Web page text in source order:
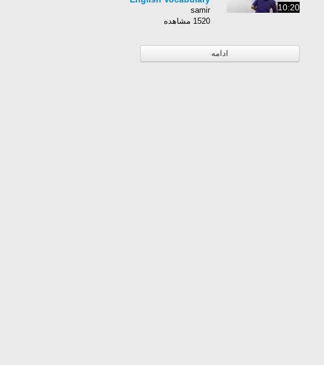
10:20
samir
1520 مشاهده
ادامه